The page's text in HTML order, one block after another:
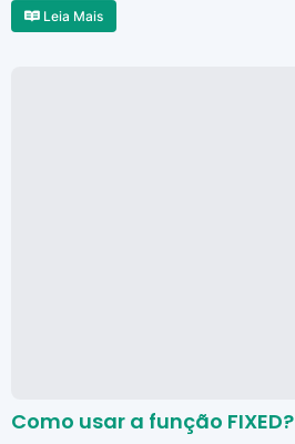
Leia Mais
Como usar a função FIXED?